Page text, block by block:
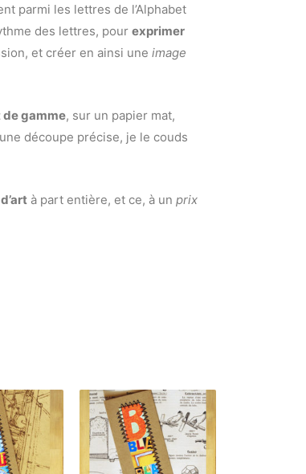
parmi les lettres de l’Alphabet
des lettres, pour exprimer
et créer en ainsi une image
de gamme, sur un papier mat,
découpe précise, je le couds
à part entière, et ce, à un prix